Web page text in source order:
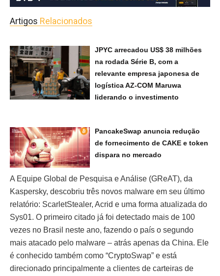
Artigos Relacionados
JPYC arrecadou US$ 38 milhões
na rodada Série B, com a
relevante empresa japonesa de
logística AZ-COM Maruwa
liderando o investimento
PancakeSwap anuncia redução
de fornecimento de CAKE e token
dispara no mercado
A Equipe Global de Pesquisa e Análise (GReAT), da
Kaspersky, descobriu três novos malware em seu último
relatório: ScarletStealer, Acrid e uma forma atualizada do
Sys01. O primeiro citado já foi detectado mais de 100
vezes no Brasil neste ano, fazendo o país o segundo
mais atacado pelo malware – atrás apenas da China. Ele
é conhecido também como “CryptoSwap” e está
direcionado principalmente a clientes de carteiras de